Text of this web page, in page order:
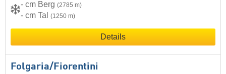
- cm Berg (2785 m)
- cm Tal (1250 m)
Details
Folgaria/​Fiorentini